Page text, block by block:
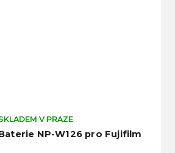
NP-W126 pro Fujifilm
V PRAZE